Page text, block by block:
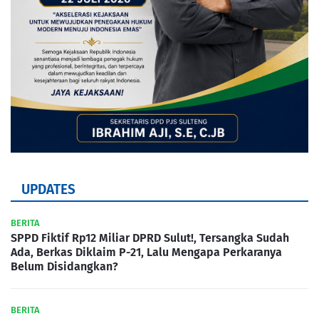
UPDATES
BERITA
SPPD Fiktif Rp12 Miliar DPRD Sulut!, Tersangka Sudah
Ada, Berkas Diklaim P-21, Lalu Mengapa Perkaranya
Belum Disidangkan?
BERITA